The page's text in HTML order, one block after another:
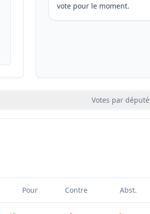
vote pour le moment.
Votes par député
Pour Contre Abst.